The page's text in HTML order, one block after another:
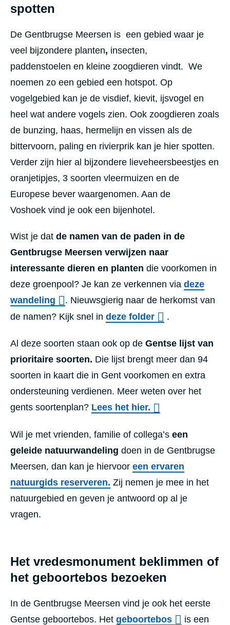
spotten
De Gentbrugse Meersen is een gebied waar je
veel bijzondere planten, insecten,
paddenstoelen en kleine zoogdieren vindt. We
noemen zo een gebied een hotspot. Op
vogelgebied kan je de visdief, kievit, ijsvogel en
heel wat andere vogels zien. Ook zoogdieren zoals
de bunzing, haas, hermelijn en vissen als de
bittervoorn, paling en rivierprik kan je hier spotten.
Verder zijn hier al bijzondere lieveheersbeestjes en
oranjetipjes, 3 soorten vleermuizen en de
Europese bever waargenomen. Aan de
Voshoek vind je ook een bijenhotel.
Wist je dat de namen van de paden in de
Gentbrugse Meersen verwijzen naar
interessante dieren en planten die voorkomen in
deze groenpool? Je kan ze verkennen via deze
wandeling
. Nieuwsgierig naar de herkomst van
de namen? Kijk snel in deze folder .
Al deze soorten staan ook op de Gentse lijst van
prioritaire soorten. Die lijst brengt meer dan 94
soorten in kaart die in Gent voorkomen en extra
ondersteuning verdienen. Meer weten over het
gents soortenplan? Lees het hier.
Wil je met vrienden, familie of collega’s een
geleide natuurwandeling doen in de Gentbrugse
Meersen, dan kan je hiervoor een ervaren
natuurgids reserveren. Zij nemen je mee in het
natuurgebied en geven je antwoord op al je
vragen.
Het vredesmonument beklimmen of
het geboortebos bezoeken
In de Gentbrugse Meersen vind je ook het eerste
Gentse geboortebos. Het geboortebos
is een